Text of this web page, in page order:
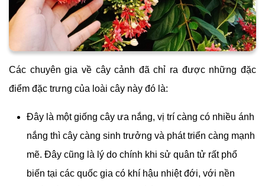
Các chuyên gia về cây cảnh đã chỉ ra được những đặc
điểm đặc trưng của loài cây này đó là:
Đây là một giống cây ưa nắng, vị trí càng có nhiều ánh
nắng thì cây càng sinh trưởng và phát triển càng mạnh
mẽ. Đây cũng là lý do chính khi sử quân tử rất phổ
biến tại các quốc gia có khí hậu nhiệt đới, với nền